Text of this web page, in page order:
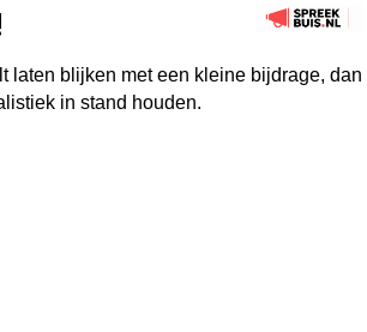
laten blijken met een kleine bijdrage, dan
in stand houden.